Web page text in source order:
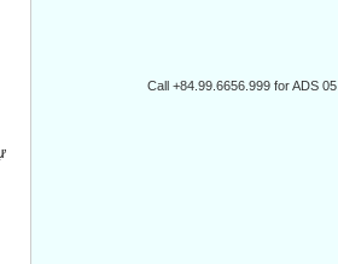
Call +84.99.6656.999 for ADS 05